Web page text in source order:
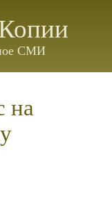
СМИ
на